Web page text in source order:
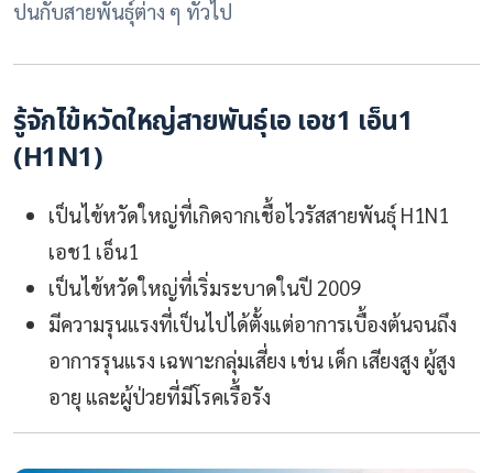
ปนกับสายพันธุ์ต่าง ๆ ทั่วไป
รู้จักไข้หวัดใหญ่สายพันธุ์เอ เอช1 เอ็น1
(H1N1)
เป็นไข้หวัดใหญ่ที่เกิดจากเชื้อไวรัสสายพันธุ์ H1N1
เอช1 เอ็น1
เป็นไข้หวัดใหญ่ที่เริ่มระบาดในปี 2009
มีความรุนแรงที่เป็นไปได้ตั้งแต่อาการเบื้องต้นจนถึง
อาการรุนแรง เฉพาะกลุ่มเสี่ยง เช่น เด็ก เสียงสูง ผู้สูง
อายุ และผู้ป่วยที่มีโรคเรื้อรัง